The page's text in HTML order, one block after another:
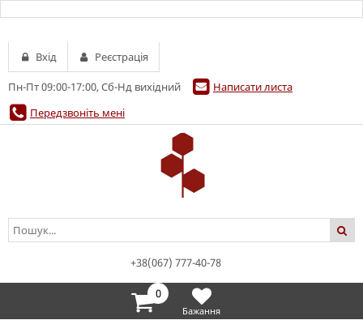
Пн-Пт 09:00-17:00, Сб-Нд вихідний
Написати листа
Передзвоніть мені
Вхід Реєстрація
+38(067) 777-40-78
0
Бажання